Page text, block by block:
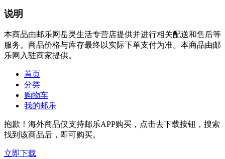
说明
本商品由邮乐网岳灵生活专营店提供并进行相关配送和售后等
服务。商品价格与库存最终以实际下单支付为准。本商品由邮
乐网入驻商家提供。
首页
分类
购物车
我的邮乐
抱歉！海外商品仅支持邮乐APP购买，点击去下载按钮，搜索
找到该商品后，即可购买。
立即下载